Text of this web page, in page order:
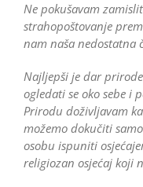
Ne pokušavam
strahopoštovanje
nam naša nedostatna
Najljepši je dar
ogledati se oko sebe i
Prirodu doživljavam
možemo dokučiti
osobu ispuniti
religiozan osjećaj koji